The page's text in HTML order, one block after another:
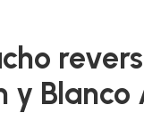
y Blanco